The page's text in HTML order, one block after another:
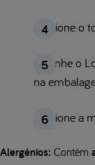
Adicione o
Cozinhe o
na
Adicione a
Alergénios: Contém